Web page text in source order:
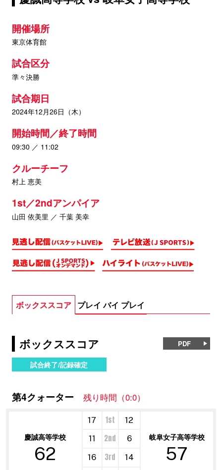
開催場所
東京体育館
試合区分
準々決勝
試合期日
2024年12月26日（木）
開始時間／終了時間
09:30 ／ 11:02
クルーチーフ
村上 恵美
1st／2ndアンパイア
山田 依美里 ／ 千葉 美幸
ボックススコア プレイ バイ プレイ
ボックススコア PDF
試合終了/記録確定
第4クォーター 残り時間（0:0）
慶誠高等学校
62
17 1st
12
岐阜女子高等学校
57
11 2nd
6
16
3rd
14